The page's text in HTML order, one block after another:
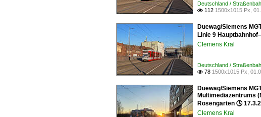
Deutschland /
 112 1500x1015 Px,
Duewag/Siemens
Linie 9
Clemens Kral
Deutschland /
 78 1500x1015 Px,
Duewag/Siemens
Multimediazentrums
Rosengarten 🕓
Clemens Kral